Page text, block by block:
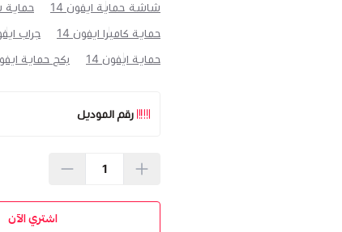
شاشة حماية ايفون 14 حماية
حماية كاميرا ايفون 14 جراب
حماية ايفون 14 بكج حماية ايفون
رقم الموديل
اشتري الآن